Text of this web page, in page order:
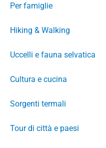
Per famiglie
Hiking & Walking
Uccelli e fauna selvatica
Cultura e cucina
Sorgenti termali
Tour di città e paesi